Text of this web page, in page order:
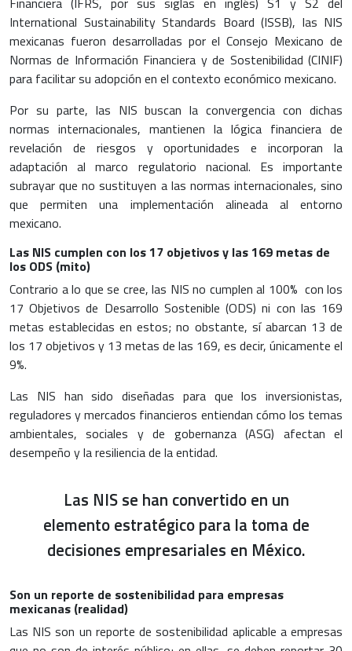
International Sustainability Standards Board (ISSB), las NIS
mexicanas fueron desarrolladas por el Consejo Mexicano de
Normas de Información Financiera y de Sostenibilidad (CINIF)
para facilitar su adopción en el contexto económico mexicano.
Por su parte, las NIS buscan la convergencia con dichas
normas internacionales, mantienen la lógica financiera de
revelación de riesgos y oportunidades e incorporan la
adaptación al marco regulatorio nacional. Es importante
subrayar que no sustituyen a las normas internacionales, sino
que permiten una implementación alineada al entorno
mexicano.
Las NIS cumplen con los 17 objetivos y las 169 metas de
los ODS (mito)
Contrario a lo que se cree, las NIS no cumplen al 100% con los
17 Objetivos de Desarrollo Sostenible (ODS) ni con las 169
metas establecidas en estos; no obstante, sí abarcan 13 de
los 17 objetivos y 13 metas de las 169, es decir, únicamente el
9%.
Las NIS han sido diseñadas para que los inversionistas,
reguladores y mercados financieros entiendan cómo los temas
ambientales, sociales y de gobernanza (ASG) afectan el
desempeño y la resiliencia de la entidad.
Las NIS se han convertido en un
elemento estratégico para la toma de
decisiones empresariales en México.
Son un reporte de sostenibilidad para empresas
mexicanas (realidad)
Las NIS son un reporte de sostenibilidad aplicable a empresas